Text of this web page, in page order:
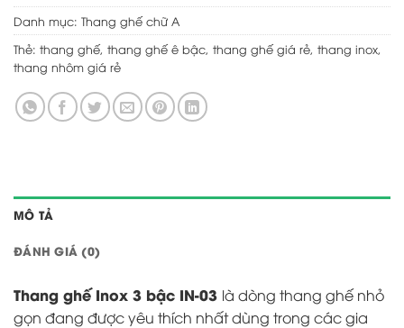
Danh mục: Thang ghế chữ A
Thẻ: thang ghế, thang ghế ê bậc, thang ghế giá rẻ, thang inox,
thang nhôm giá rẻ
MÔ TẢ
ĐÁNH GIÁ (0)
Thang ghế Inox 3 bậc IN-03 là dòng thang ghế nhỏ
gọn đang được yêu thích nhất dùng trong các gia